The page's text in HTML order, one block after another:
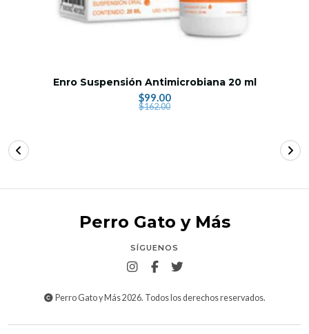
Enro Suspensión Antimicrobiana 20 ml
$99.00
$162.00
Perro Gato y Más
SÍGUENOS
Perro Gato y Más 2026. Todos los derechos reservados.